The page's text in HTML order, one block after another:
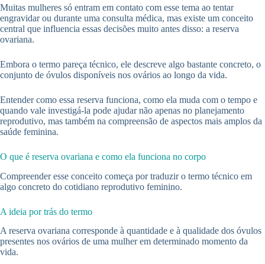
Muitas mulheres só entram em contato com esse tema ao tentar
engravidar ou durante uma consulta médica, mas existe um conceito
central que influencia essas decisões muito antes disso: a reserva
ovariana.
Embora o termo pareça técnico, ele descreve algo bastante concreto, o
conjunto de óvulos disponíveis nos ovários ao longo da vida.
Entender como essa reserva funciona, como ela muda com o tempo e
quando vale investigá-la pode ajudar não apenas no planejamento
reprodutivo, mas também na compreensão de aspectos mais amplos da
saúde feminina.
O que é reserva ovariana e como ela funciona no corpo
Compreender esse conceito começa por traduzir o termo técnico em
algo concreto do cotidiano reprodutivo feminino.
A ideia por trás do termo
A reserva ovariana corresponde à quantidade e à qualidade dos óvulos
presentes nos ovários de uma mulher em determinado momento da
vida.